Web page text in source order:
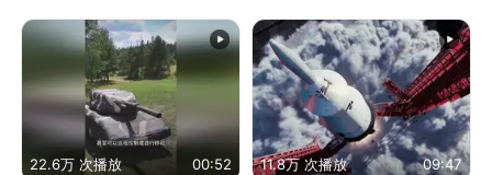
22.6万 次播放 00:52 11.8万 次播放 09:47